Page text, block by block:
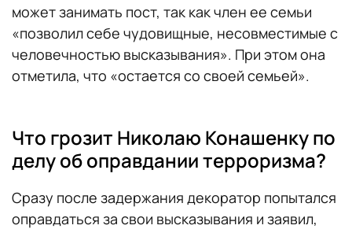
может занимать пост, так как член ее семьи
«позволил себе чудовищные, несовместимые с
человечностью высказывания». При этом она
отметила, что «остается со своей семьей».
Что грозит Николаю Конашенку по
делу об оправдании терроризма?
Сразу после задержания декоратор попытался
оправдаться за свои высказывания и заявил,